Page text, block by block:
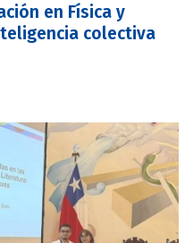
en Física y
colectiva